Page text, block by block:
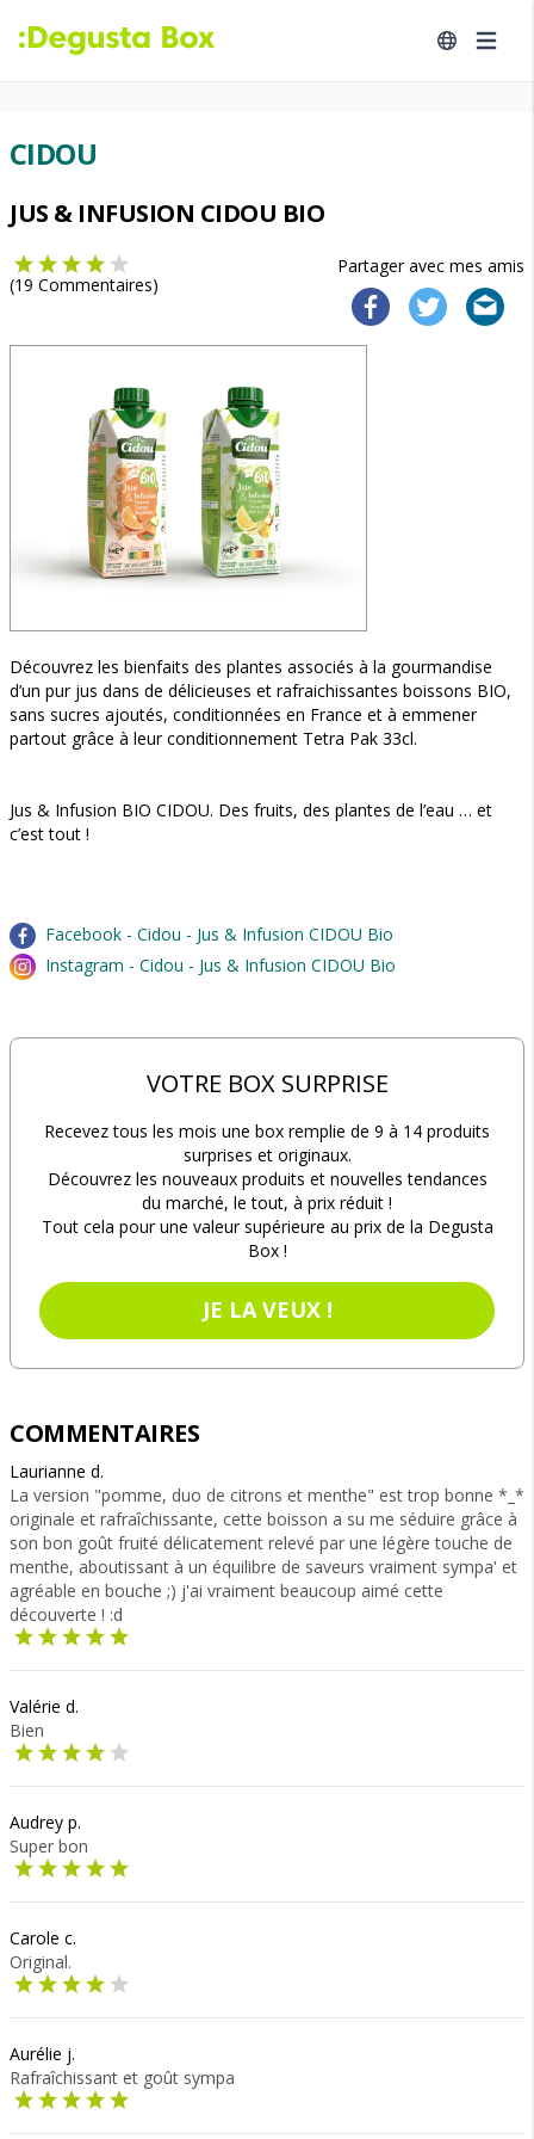
CIDOU
JUS & INFUSION CIDOU BIO
Partager avec mes amis
(19 Commentaires)
Découvrez les bienfaits des plantes associés à la gourmandise
d’un pur jus dans de délicieuses et rafraichissantes boissons BIO,
sans sucres ajoutés, conditionnées en France et à emmener
partout grâce à leur conditionnement Tetra Pak 33cl.
Jus & Infusion BIO CIDOU. Des fruits, des plantes de l’eau … et
c’est tout !
Facebook - Cidou - Jus & Infusion CIDOU Bio
Instagram - Cidou - Jus & Infusion CIDOU Bio
VOTRE BOX SURPRISE
Recevez tous les mois une box remplie de 9 à 14 produits
surprises et originaux.
Découvrez les nouveaux produits et nouvelles tendances
du marché, le tout, à prix réduit !
Tout cela pour une valeur supérieure au prix de la Degusta
Box !
JE LA VEUX !
COMMENTAIRES
Laurianne d.
La version "pomme, duo de citrons et menthe" est trop bonne *_*
originale et rafraîchissante, cette boisson a su me séduire grâce à
son bon goût fruité délicatement relevé par une légère touche de
menthe, aboutissant à un équilibre de saveurs vraiment sympa' et
agréable en bouche ;) j'ai vraiment beaucoup aimé cette
découverte ! :d
Valérie d.
Bien
Audrey p.
Super bon
Carole c.
Original.
Aurélie j.
Rafraîchissant et goût sympa